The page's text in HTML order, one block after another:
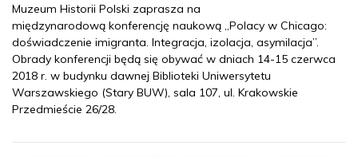
Muzeum Historii Polski zaprasza na
międzynarodową konferencję naukową „Polacy w Chicago:
doświadczenie imigranta. Integracja, izolacja, asymilacja”.
Obrady konferencji będą się obywać w dniach 14-15 czerwca
2018 r. w budynku dawnej Biblioteki Uniwersytetu
Warszawskiego (Stary BUW), sala 107, ul. Krakowskie
Przedmieście 26/28.